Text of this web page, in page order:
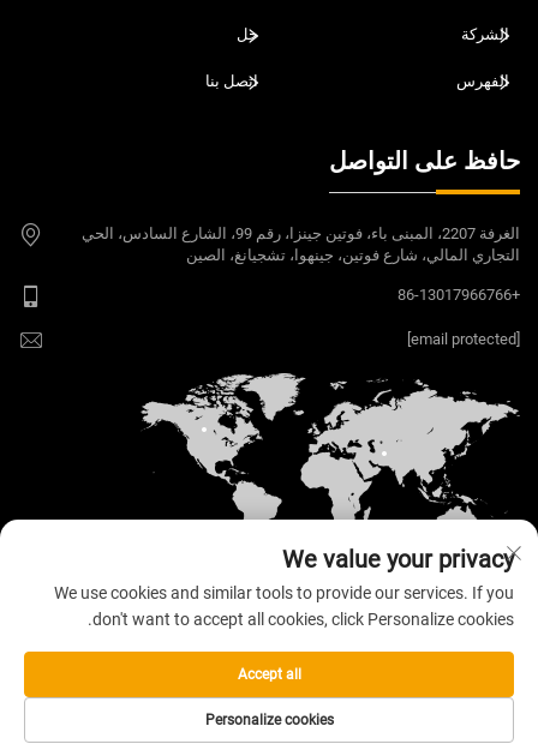
الشركة حل
الفهرس اتصل بنا
حافظ على التواصل
الغرفة 2207، المبنى باء، فوتين جينزا، رقم 99، الشارع السادس، الحي
التجاري المالي، شارع فوتين، جينهوا، تشجيانغ، الصين
+86-13017966766
حقوق الت COPYRIGHT © 2026 Welloo Electronic
Technology Co., Ltd. جميع الحقوق محفوظة. —
سياسة
We value your privacy
We use cookies and similar tools to provide our services. If you
don't want to accept all cookies, click Personalize cookies.
Personalize cookies
Accept all